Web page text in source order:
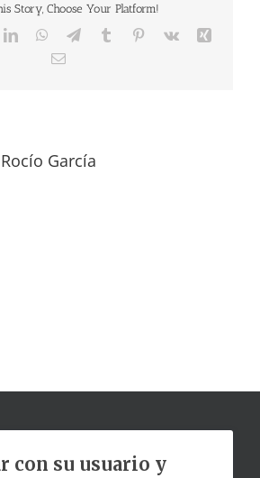
Story, Choose Your Platform!
LinkedInWhatsApp
TelegramTumblr Pinterest
Vk
Correo
Rocío García
con su usuario y